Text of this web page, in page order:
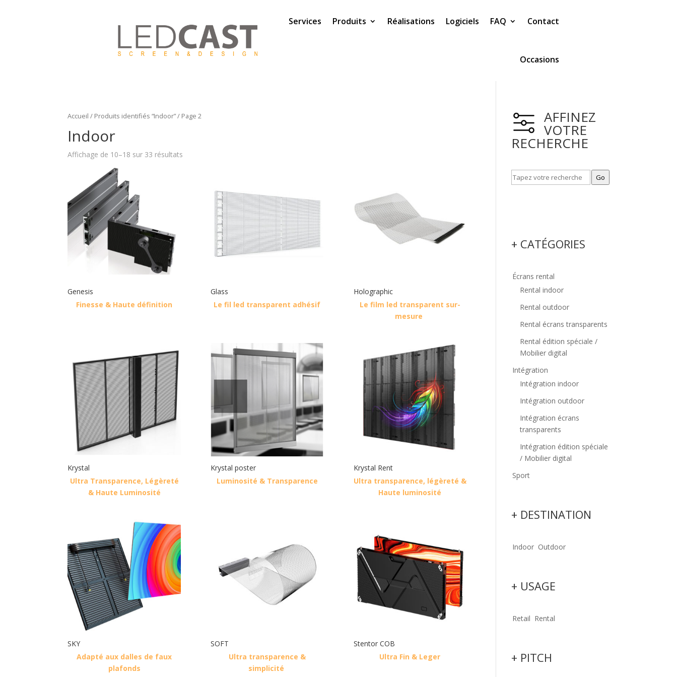
Services Produits Réalisations Logiciels FAQ Contact
Occasions
Accueil / Produits identifiés “Indoor”/ Page 2
Indoor
Affichage de 10–18 sur 33 résultats
Genesis
Finesse & Haute définition
Glass
Le fil led transparent adhésif
Holographic
Le film led transparent sur-
mesure
Krystal
Ultra Transparence, Légèreté
& Haute Luminosité
Krystal poster
Luminosité & Transparence
Krystal Rent
Ultra transparence, légèreté &
Haute luminosité
SKY
Adapté aux dalles de faux
plafonds
SOFT
Ultra transparence &
simplicité
Stentor COB
Ultra Fin & Leger
AFFINEZ
VOTRE
RECHERCHE
Go
+ CATÉGORIES
Écrans rental
Rental indoor
Rental outdoor
Rental écrans transparents
Rental édition spéciale /
Mobilier digital
Intégration
Intégration indoor
Intégration outdoor
Intégration écrans
transparents
Intégration édition spéciale
/ Mobilier digital
Sport
+ DESTINATION
Indoor Outdoor
+ USAGE
Retail Rental
+ PITCH